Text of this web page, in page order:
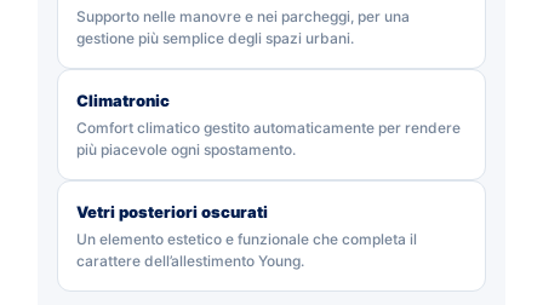
Supporto nelle manovre e nei parcheggi, per una
gestione più semplice degli spazi urbani.
Climatronic
Comfort climatico gestito automaticamente per rendere
più piacevole ogni spostamento.
Vetri posteriori oscurati
Un elemento estetico e funzionale che completa il
carattere dell’allestimento Young.